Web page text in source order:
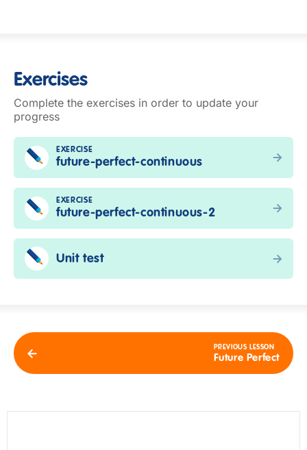
Exercises
Complete the exercises in order to update your
progress
EXERCISE
future-perfect-continuous
EXERCISE
future-perfect-continuous-2
Unit test
PREVIOUS LESSON
Future Perfect